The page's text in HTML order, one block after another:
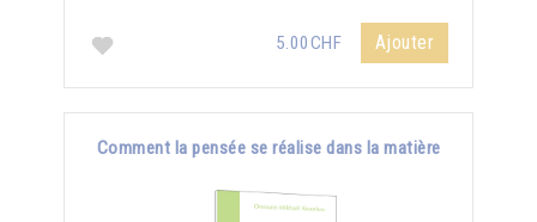
5.00CHF Ajouter
Comment la pensée se réalise dans la matière